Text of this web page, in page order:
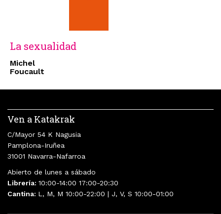
La sexualidad
Michel
Foucault
Ven a Katakrak
C/Mayor 54 K Nagusia
Pamplona-Iruñea
31001 Navarra-Nafarroa
Abierto de lunes a sábado
Librería: 10:00-14:00 17:00-20:30
Cantina: L, M, M 10:00-22:00 | J, V, S 10:00-01:00